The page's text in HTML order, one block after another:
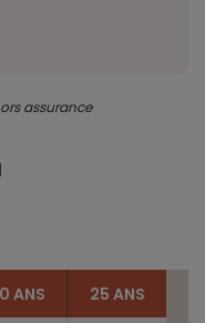
assurance
ANS 25 ANS